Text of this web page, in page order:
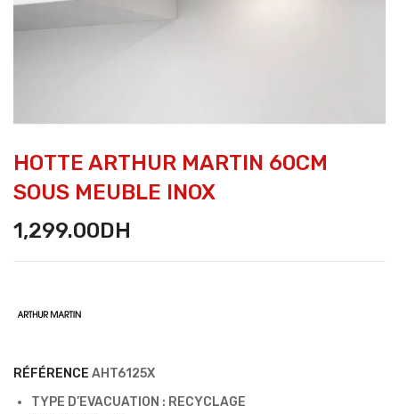
HOTTE ARTHUR MARTIN 60CM
SOUS MEUBLE INOX
1,299.00DH
RÉFÉRENCE AHT6125X
TYPE D’EVACUATION : RECYCLAGE